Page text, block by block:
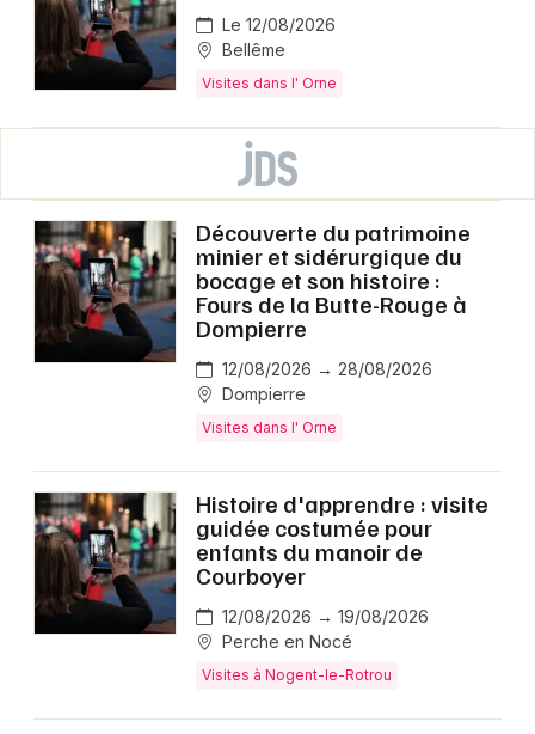
Le 12/08/2026
Bellême
Visites dans l' Orne
Découverte du patrimoine
minier et sidérurgique du
bocage et son histoire :
Fours de la Butte-Rouge à
Dompierre
12/08/2026 → 28/08/2026
Dompierre
Visites dans l' Orne
Histoire d'apprendre : visite
guidée costumée pour
enfants du manoir de
Courboyer
12/08/2026 → 19/08/2026
Perche en Nocé
Visites à Nogent-le-Rotrou